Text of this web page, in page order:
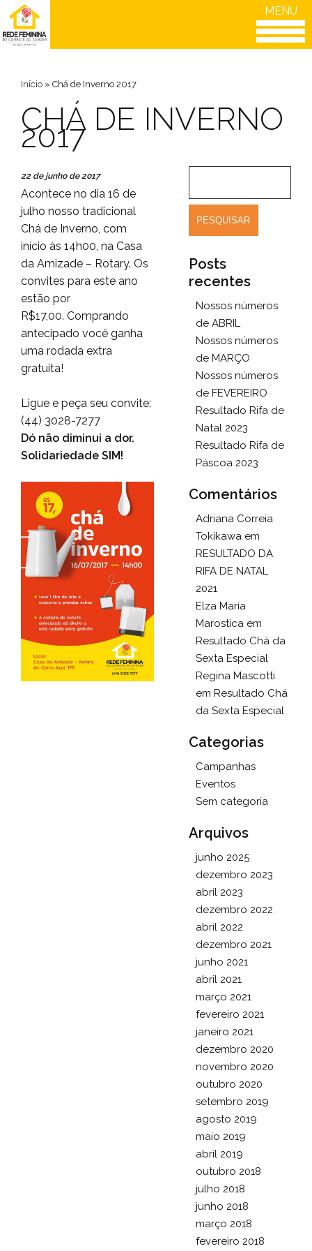
MENU
Início » Chá de Inverno 2017
CHÁ DE INVERNO
2017
22 de junho de 2017
Acontece no dia 16 de
julho nosso tradicional
Chá de Inverno, com
início às 14h00, na Casa
da Amizade – Rotary. Os
convites para este ano
estão por
R$17,00. Comprando
antecipado você ganha
uma rodada extra
gratuita!
Ligue e peça seu convite:
(44) 3028-7277
Dó não diminui a dor.
Solidariedade SIM!
Posts
recentes
Nossos números
de ABRIL
Nossos números
de MARÇO
Nossos números
de FEVEREIRO
Resultado Rifa de
Natal 2023
Resultado Rifa de
Páscoa 2023
Comentários
Adriana Correia
Tokikawaem
RESULTADO DA
RIFA DE NATAL
2021
Elza Maria
Marosticaem
Resultado Chá da
Sexta Especial
Regina Mascotti
em Resultado Chá
da Sexta Especial
Categorias
Campanhas
Eventos
Sem categoria
Arquivos
junho 2025
dezembro 2023
abril 2023
dezembro 2022
abril 2022
dezembro 2021
junho 2021
abril 2021
março 2021
fevereiro 2021
janeiro 2021
dezembro 2020
novembro 2020
outubro 2020
setembro 2019
agosto 2019
maio 2019
abril 2019
outubro 2018
julho 2018
junho 2018
março 2018
fevereiro 2018